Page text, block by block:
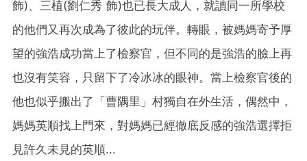
飾)、三植(劉仁秀 飾)也已長大成人，就讀同一所學校
的他們又再次成為了彼此的玩伴。轉眼，被媽媽寄予厚
望的強浩成功當上了檢察官，但不同的是強浩的臉上再
也沒有笑容，只留下了冷冰冰的眼神。當上檢察官後的
他也似乎搬出了「曹隅里」村獨自在外生活，偶然中，
媽媽英順找上門來，對媽媽已經徹底反感的強浩選擇拒
見許久未見的英順...